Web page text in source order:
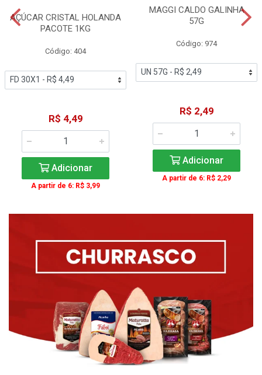
AÇÚCAR CRISTAL HOLANDA
PACOTE 1KG
Código: 404
R$ 4,49
Adicionar
A partir de 6: R$ 3,99
MAGGI CALDO GALINHA
57G
Código: 974
R$ 2,49
Adicionar
A partir de 6: R$ 2,29